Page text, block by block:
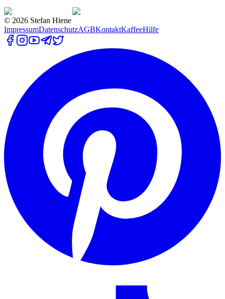
© 2026 Stefan Hiene
ImpressumDatenschutzAGBKontaktKaffeeHilfe